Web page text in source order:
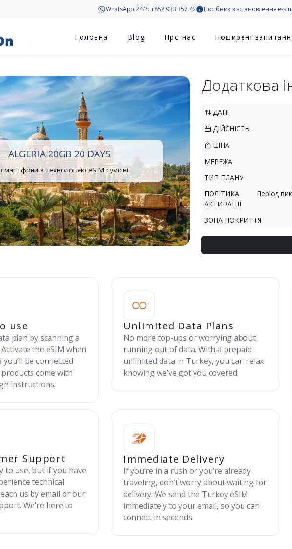
WhatsApp 24/7: +852 933 357 42 Посібник з встановлення e-sim
Головна Blog Про нас Поширені
ALGERIA 20GB 20 DAYS
смартфони з технологією eSIM сумісні.
Додаткова
ДАНІ
ДІЙСНІСТЬ
ЦІНА
МЕРЕЖА
ТИП ПЛАНУ
ПОЛІТИКА
АКТИВАЦІЇ
Період
ЗОНА ПОКРИТТЯ
use
plan by scanning a
the eSIM when
be connected
come with
instructions.
Unlimited Data Plans
No more top-ups or worrying about
running out of data. With a prepaid
unlimited data in Turkey, you can relax
knowing we’ve got you covered.
Support
to use, but if you have
technical
us by email or our
We’re here to
Immediate Delivery
If you’re in a rush or you’re already
traveling, don’t worry about waiting for
delivery. We send the Turkey eSIM
immediately to your email, so you can
connect in seconds.